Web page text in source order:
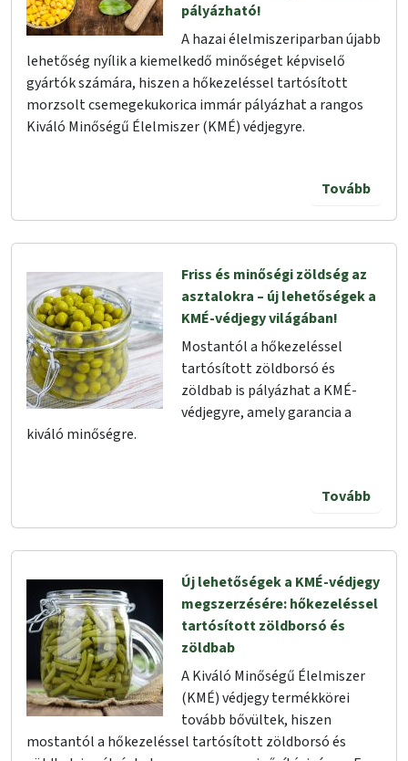
pályázható!
A hazai élelmiszeriparban újabb
lehetőség nyílik a kiemelkedő minőséget képviselő
gyártók számára, hiszen a hőkezeléssel tartósított
morzsolt csemegekukorica immár pályázhat a rangos
Kiváló Minőségű Élelmiszer (KMÉ) védjegyre.
Tovább
Friss és minőségi zöldség az
asztalokra – új lehetőségek a
KMÉ-védjegy világában!
Mostantól a hőkezeléssel
tartósított zöldborsó és
zöldbab is pályázhat a KMÉ-
védjegyre, amely garancia a
kiváló minőségre.
Tovább
Új lehetőségek a KMÉ-védjegy
megszerzésére: hőkezeléssel
tartósított zöldborsó és
zöldbab
A Kiváló Minőségű Élelmiszer
(KMÉ) védjegy termékkörei
tovább bővültek, hiszen
mostantól a hőkezeléssel tartósított zöldborsó és